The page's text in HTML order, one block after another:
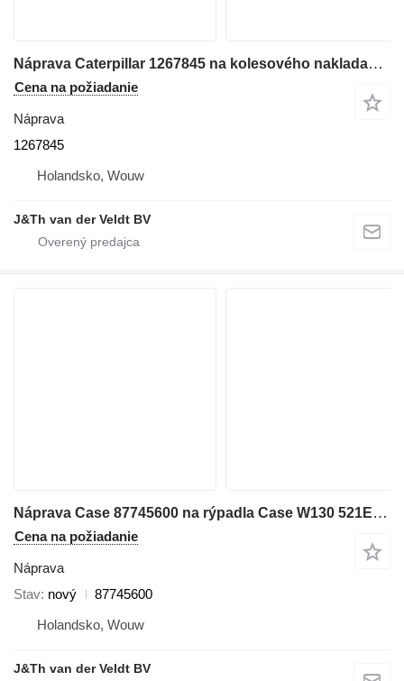
Náprava Caterpillar 1267845 na kolesového nakladača Case 950G 962G 950H 962H IT62G IT62H 950GII 962GII IT62GII
Cena na požiadanie
Náprava
1267845
Holandsko, Wouw
J&Th van der Veldt BV
Náprava Case 87745600 na rýpadla Case W130 521E 621E W110B W130B
Cena na požiadanie
Náprava
Stav nový
87745600
Holandsko, Wouw
J&Th van der Veldt BV